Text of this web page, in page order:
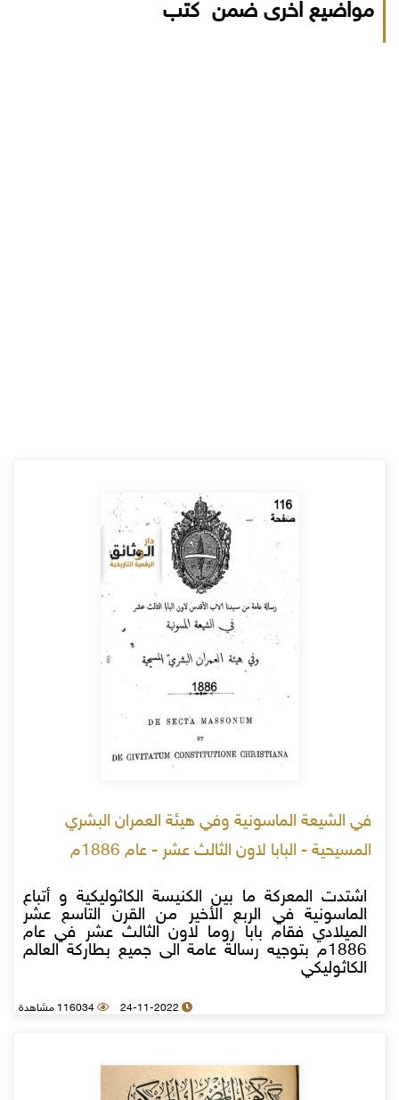
مواضيع اخرى ضمن كتب
في الشيعة الماسونية وفي هيئة العمران البشري
المسيحية - البابا لاون الثالث عشر - عام 1886م
اشتدت المعركة ما بين الكنيسة الكاثوليكية و أتباع
الماسونية في الربع الأخير من القرن التاسع عشر
الميلادي فقام بابا روما لاون الثالث عشر في عام
1886م بتوجيه رسالة عامة الى جميع بطاركة العالم
الكاثوليكي
24-11-2022 116034 مشاهدة